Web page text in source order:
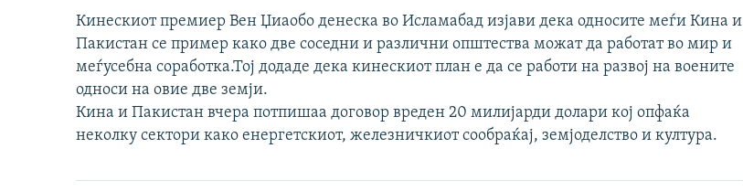
Кинескиот премиер Вен Џиаобо денеска во Исламабад изјави дека односите меѓи Кина и
Пакистан се пример како две соседни и различни општества можат да работат во мир и
меѓусебна соработка.Тој додаде дека кинескиот план е да се работи на развој на воените
односи на овие две земји.
Кина и Пакистан вчера потпишаа договор вреден 20 милијарди долари кој опфаќа
неколку сектори како енергетскиот, железничкиот сообраќај, земјоделство и култура.